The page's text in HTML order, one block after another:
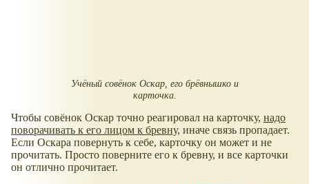
Учёный совёнок Оскар, его брёвнышко и
карточка.
Чтобы совёнок Оскар точно реагировал на карточку, надо
поворачивать к его лицом к бревну, иначе связь пропадает.
Если Оскара повернуть к себе, карточку он может и не
прочитать. Просто поверните его к бревну, и все карточки
он отлично прочитает.